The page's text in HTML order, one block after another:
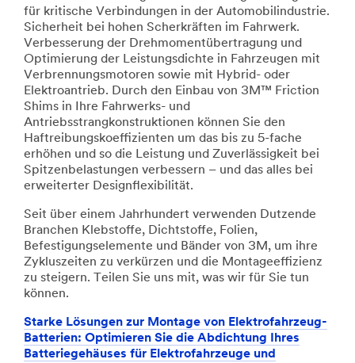
für kritische Verbindungen in der Automobilindustrie.
Sicherheit bei hohen Scherkräften im Fahrwerk.
Verbesserung der Drehmomentübertragung und
Optimierung der Leistungsdichte in Fahrzeugen mit
Verbrennungsmotoren sowie mit Hybrid- oder
Elektroantrieb. Durch den Einbau von 3M™ Friction
Shims in Ihre Fahrwerks- und
Antriebsstrangkonstruktionen können Sie den
Haftreibungskoeffizienten um das bis zu 5-fache
erhöhen und so die Leistung und Zuverlässigkeit bei
Spitzenbelastungen verbessern – und das alles bei
erweiterter Designflexibilität.
Seit über einem Jahrhundert verwenden Dutzende
Branchen Klebstoffe, Dichtstoffe, Folien,
Befestigungselemente und Bänder von 3M, um ihre
Zykluszeiten zu verkürzen und die Montageeffizienz
zu steigern. Teilen Sie uns mit, was wir für Sie tun
können.
Starke Lösungen zur Montage von Elektrofahrzeug-
Batterien: Optimieren Sie die Abdichtung Ihres
Batteriegehäuses für Elektrofahrzeuge und